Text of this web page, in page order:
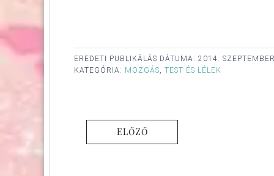
EREDETI PUBLIKÁLÁS DÁTUMA: 2014.
KATEGÓRIA: MOZGÁS, TEST ÉS LÉLEK
ELŐZŐ